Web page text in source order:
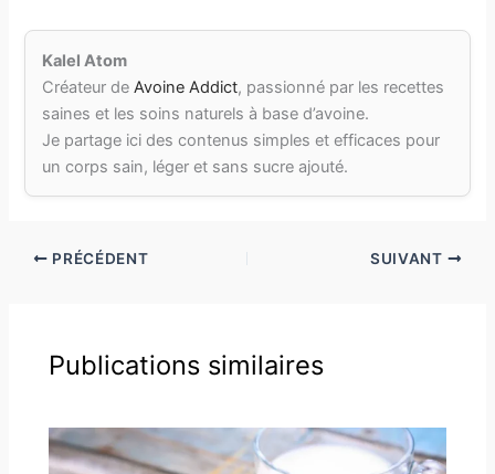
Kalel Atom
Créateur deAvoine Addict, passionné par les recettes
saines et les soins naturels à base d’avoine.
Je partage ici des contenus simples et efficaces pour
un corps sain, léger et sans sucre ajouté.
PRÉCÉDENT SUIVANT
Publications similaires